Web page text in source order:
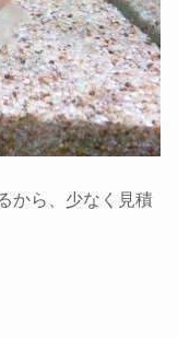
から、少なく見積